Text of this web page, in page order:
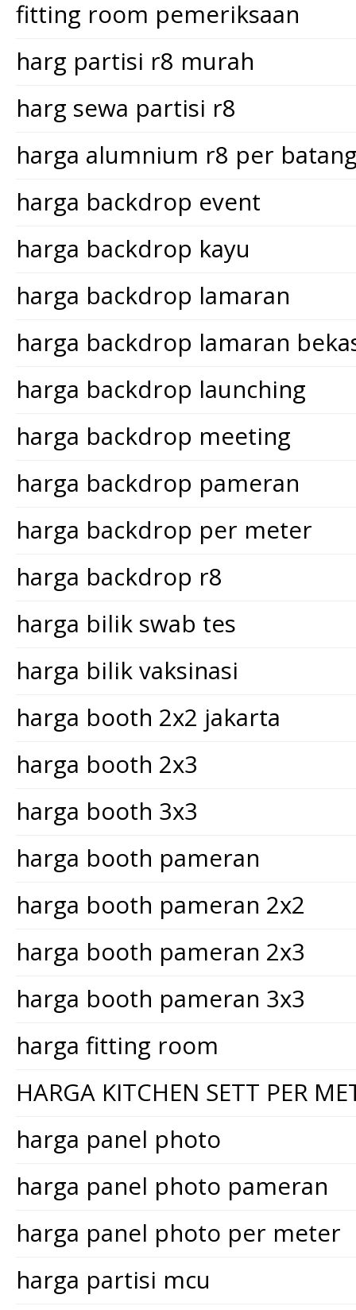
fitting room pemeriksaan
harg partisi r8 murah
harg sewa partisi r8
harga alumnium r8 per
harga backdrop event
harga backdrop kayu
harga backdrop lamaran
harga backdrop lamaran
harga backdrop launching
harga backdrop meeting
harga backdrop pameran
harga backdrop per meter
harga backdrop r8
harga bilik swab tes
harga bilik vaksinasi
harga booth 2x2 jakarta
harga booth 2x3
harga booth 3x3
harga booth pameran
harga booth pameran 2x2
harga booth pameran 2x3
harga booth pameran 3x3
harga fitting room
HARGA KITCHEN SETT PER
harga panel photo
harga panel photo pameran
harga panel photo per meter
harga partisi mcu